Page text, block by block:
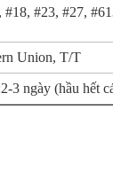
#18, #23, #27,
Union, T/T
3 ngày (hầu hết